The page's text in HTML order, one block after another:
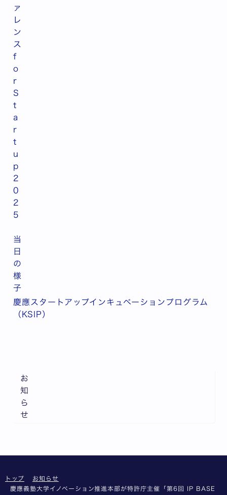
ァ
レ
ン
ス
f
o
r
S
t
a
r
t
u
p
2
0
2
5
当
日
の
様
子
慶應スタートアップインキュベーションプログラム
（KSIP）
お
知
ら
せ
トップ
お知らせ
慶應義塾大学イノベーション推進本部が特許庁主催「第6回 IP BASE